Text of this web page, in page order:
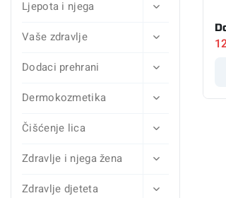
Ljepota i njega
Vaše zdravlje
Dodaci prehrani
Dermokozmetika
Čišćenje lica
Zdravlje i njega žena
Zdravlje djeteta